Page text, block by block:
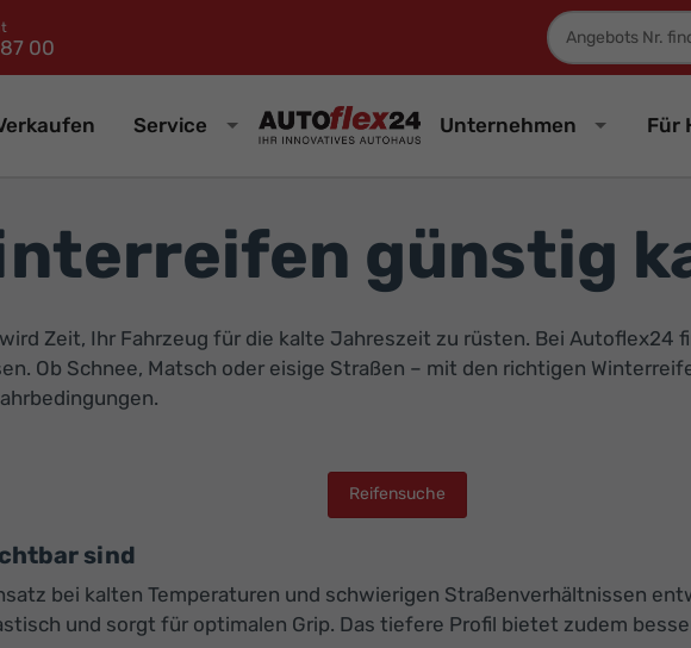
00
Fahrzeugnummer
Service Unternehmen Für
günstig
Zeit, Ihr Fahrzeug für die kalte Jahreszeit zu rüsten. Bei Autoflex24
Ob Schnee, Matsch oder eisige Straßen – mit den richtigen
Reifensuche
sind
bei kalten Temperaturen und schwierigen Straßenverhältnissen
und sorgt für optimalen Grip. Das tiefere Profil bietet zudem